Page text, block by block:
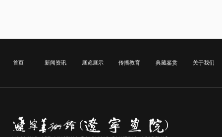
首页 新闻资讯 展览展示 传播教育 典藏鉴赏 关于我们